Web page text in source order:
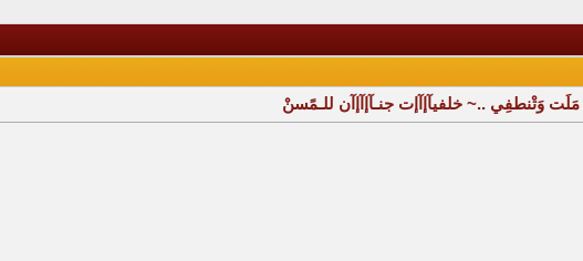
وَتْنطفِي ..~ خلفيآإآإت جنـآإآإآن للـمًسنْ